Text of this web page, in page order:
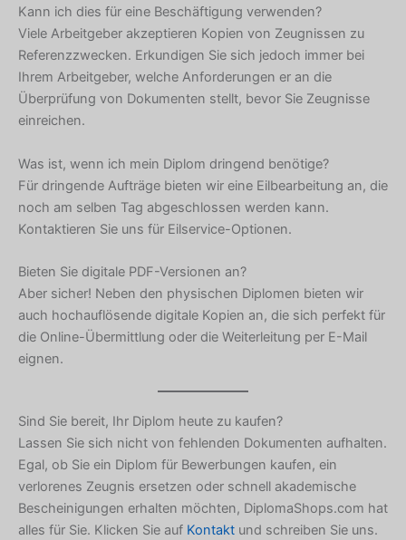
Kann ich dies für eine Beschäftigung verwenden?
Viele Arbeitgeber akzeptieren Kopien von Zeugnissen zu
Referenzzwecken. Erkundigen Sie sich jedoch immer bei
Ihrem Arbeitgeber, welche Anforderungen er an die
Überprüfung von Dokumenten stellt, bevor Sie Zeugnisse
einreichen.
Was ist, wenn ich mein Diplom dringend benötige?
Für dringende Aufträge bieten wir eine Eilbearbeitung an, die
noch am selben Tag abgeschlossen werden kann.
Kontaktieren Sie uns für Eilservice-Optionen.
Bieten Sie digitale PDF-Versionen an?
Aber sicher! Neben den physischen Diplomen bieten wir
auch hochauflösende digitale Kopien an, die sich perfekt für
die Online-Übermittlung oder die Weiterleitung per E-Mail
eignen.
Sind Sie bereit, Ihr Diplom heute zu kaufen?
Lassen Sie sich nicht von fehlenden Dokumenten aufhalten.
Egal, ob Sie ein Diplom für Bewerbungen kaufen, ein
verlorenes Zeugnis ersetzen oder schnell akademische
Bescheinigungen erhalten möchten, DiplomaShops.com hat
alles für Sie. Klicken Sie auf Kontakt und schreiben Sie uns.
Armenian
Indonesian
Icelandic
Japanese
Lithuanian
Latvian
Romanian
Slovak
Chinese
Albanian
Ukrainian
Turkish